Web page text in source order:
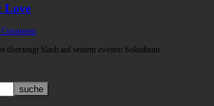
Love
überzeugt Slash auf seinem zweiten Soloalbum.